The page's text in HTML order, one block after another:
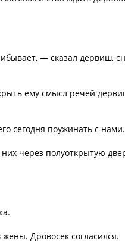
— сказал дервиш,
ему смысл речей
сегодня поужинать с нами.
через полуоткрытую
Дровосек согласился.